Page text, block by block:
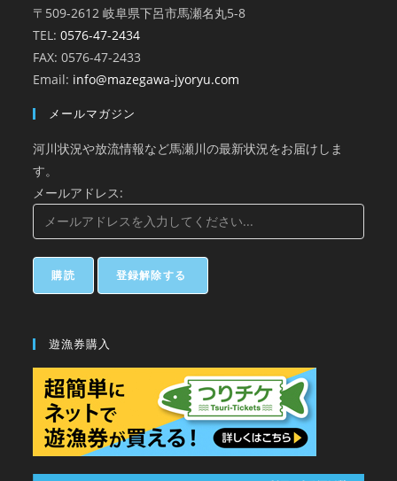
〒509-2612 岐阜県下呂市馬瀬名丸5-8
TEL:0576-47-2434
FAX: 0576-47-2433
Email: info@mazegawa-jyoryu.com
メールマガジン
河川状況や放流情報など馬瀬川の最新状況をお届けしま
す。
メールアドレス:
遊漁券購入